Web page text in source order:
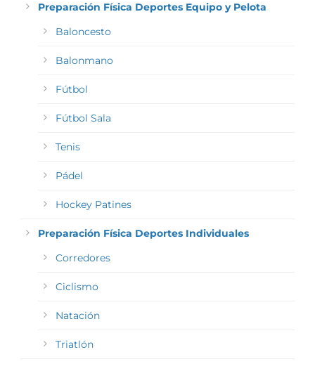
Preparación Física Deportes Equipo y Pelota
Baloncesto
Balonmano
Fútbol
Fútbol Sala
Tenis
Pádel
Hockey Patines
Preparación Física Deportes Individuales
Corredores
Ciclismo
Natación
Triatlón